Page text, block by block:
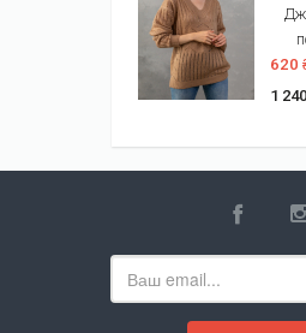
620
1